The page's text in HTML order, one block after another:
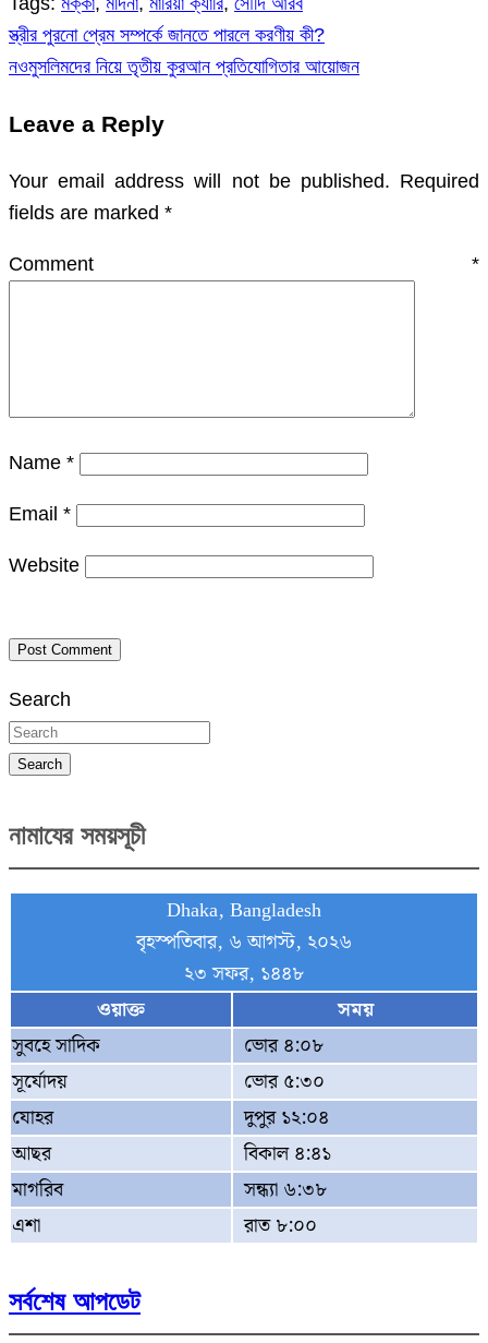
Post
navigation
স্ত্রীর পুরনো প্রেম সম্পর্কে জানতে পারলে করণীয় কী?
নওমুসলিমদের নিয়ে তৃতীয় কুরআন প্রতিযোগিতার আয়োজন
Leave a Reply
Your email address will not be published. Required
fields are marked *
Comment *
Name *
Email *
Website
Search
Search
নামাযের সময়সূচী
Dhaka, Bangladesh
বৃহস্পতিবার, ৬ আগস্ট, ২০২৬
২৩ সফর, ১৪৪৮
ওয়াক্ত
সময়
সুবহে সাদিক
ভোর ৪:০৮
সূর্যোদয়
ভোর ৫:৩০
যোহর
দুপুর ১২:০৪
আছর
বিকাল ৪:৪১
মাগরিব
সন্ধ্যা ৬:৩৮
এশা
রাত ৮:০০
সর্বশেষ আপডেট